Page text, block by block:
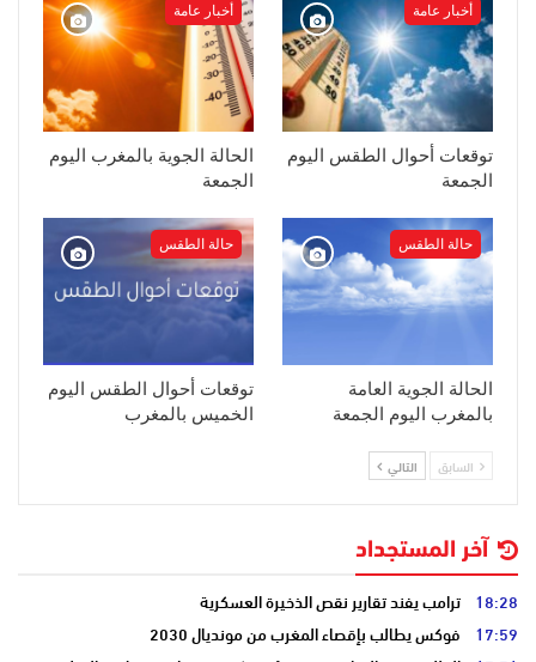
أخبار عامة
توقعات أحوال الطقس اليوم
الجمعة
أخبار عامة
الحالة الجوية بالمغرب اليوم
الجمعة
حالة الطقس
الحالة الجوية العامة
بالمغرب اليوم الجمعة
حالة الطقس
توقعات أحوال الطقس اليوم
الخميس بالمغرب
السابق التالي
آخر المستجداد
18:28 ترامب يفند تقارير نقص الذخيرة العسكرية
17:59 فوكس يطالب بإقصاء المغرب من مونديال 2030